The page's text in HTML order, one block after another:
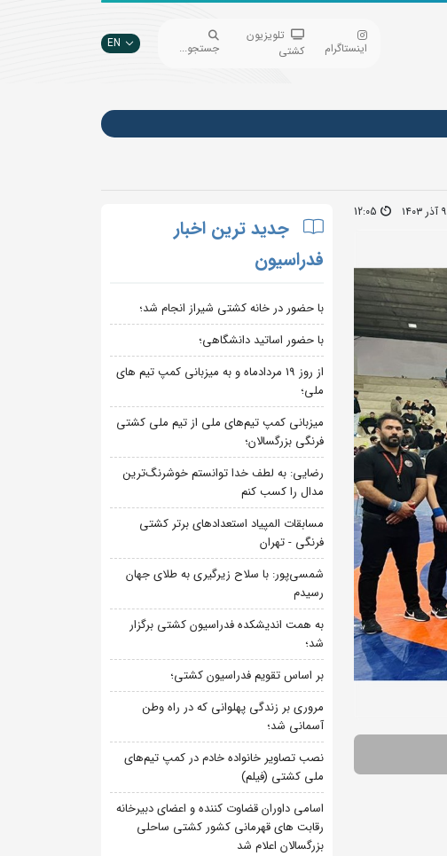
اینستاگرام
تلویزیون
کشتی
جستجو... EN
12:05
جدید ترین اخبار
فدراسیون
با حضور در خانه کشتی شیراز انجام شد؛
با حضور اساتید دانشگاهی؛
از روز 19 مردادماه و به میزبانی کمپ تیم های
ملی؛
میزبانی کمپ تیم‌های ملی از تیم ملی کشتی
فرنگی بزرگسالان؛
رضایی: به لطف خدا توانستم خوشرنگ‌ترین
مدال را کسب کنم
مسابقات المپیاد استعدادهای برتر کشتی
فرنگی - تهران
شمسی‌پور: با سلاح زیرگیری به طلای جهان
رسیدم
به همت اندیشکده فدراسیون کشتی برگزار
شد؛
بر اساس تقویم فدراسیون کشتی؛
مروری بر زندگی پهلوانی که در راه وطن
آسمانی شد؛
نصب تصاویر خانواده خادم در کمپ تیم‌های
ملی کشتی (فیلم)
اسامی داوران قضاوت کننده و اعضای دبیرخانه
رقابت های قهرمانی کشور کشتی ساحلی
بزرگسالان اعلام شد